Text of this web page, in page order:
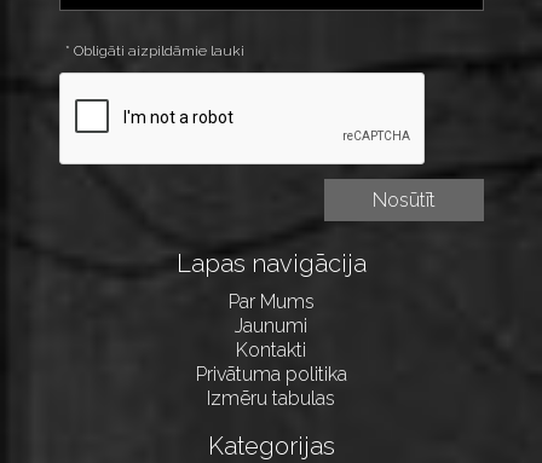
* Obligāti aizpildāmie lauki
Lapas navigācija
Par Mums
Jaunumi
Kontakti
Privātuma politika
Izmēru tabulas
Kategorijas